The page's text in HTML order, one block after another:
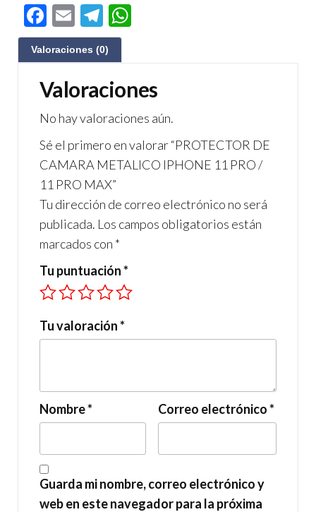
F
ac
e
b
o
o
k
E
m
ail
Te
le
gr
a
m
s
A
p
p
Valoraciones (0)
Valoraciones
No hay valoraciones aún.
Sé el primero en valorar “PROTECTOR DE
CAMARA METALICO IPHONE 11 PRO /
11 PRO MAX”
Tu dirección de correo electrónico no será
publicada. Los campos obligatorios están
marcados con *
Tu puntuación*
Tu valoración*
Nombre* Correo electrónico*
Guarda mi nombre, correo electrónico y
web en este navegador para la próxima